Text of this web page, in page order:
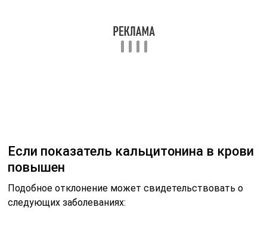
Если показатель кальцитонина в крови
повышен
Подобное отклонение может свидетельствовать о
следующих заболеваниях: